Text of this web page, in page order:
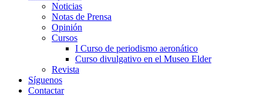
Noticias
Notas de Prensa
Opinión
Cursos
I Curso de periodismo aeronático
Curso divulgativo en el Museo Elder
Revista
Síguenos
Contactar